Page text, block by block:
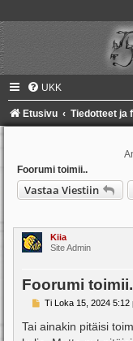
UKK
Etusivu Tiedotteet ja
Foorumi toimii..
Vastaa Viestiin
Kiia
Site Admin
Foorumi
V
e
Ti Loka 15, 2024 5:12
Tai ainakin pitäisi